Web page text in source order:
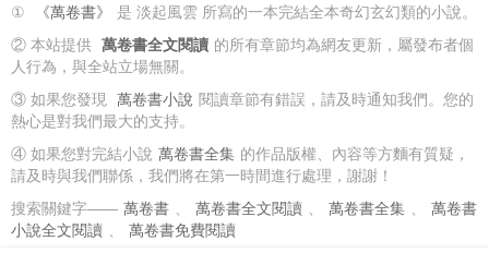
① 《萬卷書》
是 淡起風雲 所寫的一本完結全本奇幻玄幻類的小說。
② 本站提供 萬卷書全文閱讀 的所有章節均為網友更新，屬發布者個
人行為，與全站立場無關。
③ 如果您發現 萬卷書小說 閱讀章節有錯誤，請及時通知我們。您的
熱心是對我們最大的支持。
④ 如果您對完結小說 萬卷書全集 的作品版權、內容等方麵有質疑，
請及時與我們聯係，我們將在第一時間進行處理，謝謝！
搜索關鍵字—— 萬卷書 、 萬卷書全文閱讀 、 萬卷書全集 、
萬卷書
小說全文閱讀 、 萬卷書免費閱讀